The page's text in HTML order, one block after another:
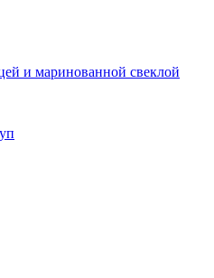
и маринованной свеклой